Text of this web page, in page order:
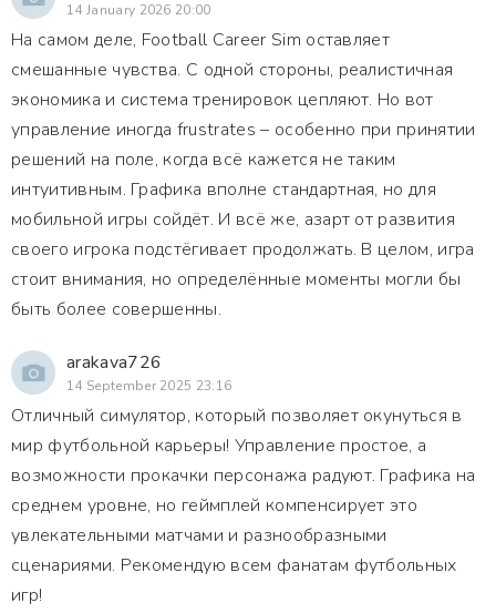
14 January 2026 20:00
На самом деле, Football Career Sim оставляет
смешанные чувства. С одной стороны, реалистичная
экономика и система тренировок цепляют. Но вот
управление иногда frustrates – особенно при принятии
решений на поле, когда всё кажется не таким
интуитивным. Графика вполне стандартная, но для
мобильной игры сойдёт. И всё же, азарт от развития
своего игрока подстёгивает продолжать. В целом, игра
стоит внимания, но определённые моменты могли бы
быть более совершенны.
arakava726
14 September 2025 23:16
Отличный симулятор, который позволяет окунуться в
мир футбольной карьеры! Управление простое, а
возможности прокачки персонажа радуют. Графика на
среднем уровне, но геймплей компенсирует это
увлекательными матчами и разнообразными
сценариями. Рекомендую всем фанатам футбольных
игр!